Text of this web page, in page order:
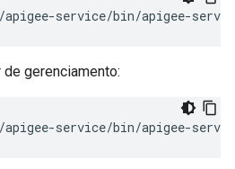
service/bin/apigee-
gerenciamento:
service/bin/apigee-